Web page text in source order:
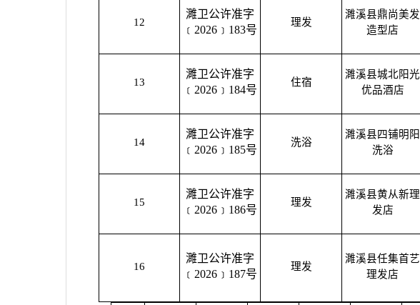
12
濉卫公许准字
﹝2026﹞183号
理发
濉溪县鼎尚美发
造型店
13
濉卫公许准字
﹝2026﹞184号
住宿
濉溪县城北阳光
优品酒店
14
濉卫公许准字
﹝2026﹞185号
洗浴
濉溪县四铺明阳
洗浴
15
濉卫公许准字
﹝2026﹞186号
理发
濉溪县黄从新理
发店
16
濉卫公许准字
﹝2026﹞187号
理发
濉溪县任集首艺
理发店